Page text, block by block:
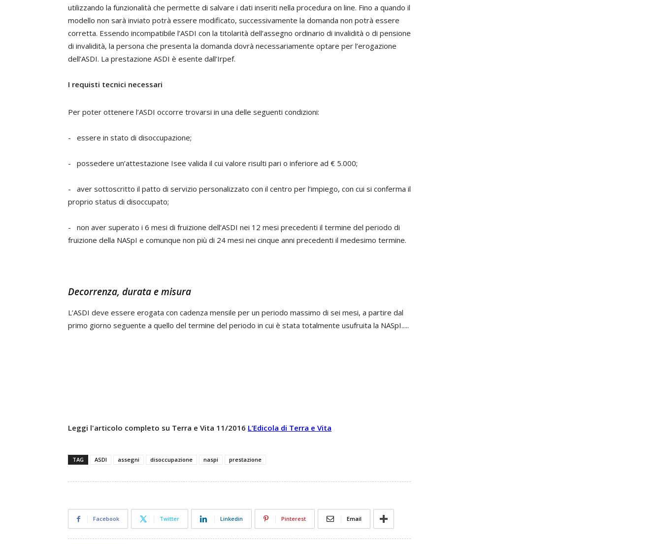
utilizzando la funzionalità che permette di salvare i dati inseriti nella procedura on line. Fino a quando il
modello non sarà inviato potrà essere modificato, successivamente la domanda non potrà essere
corretta. Essendo incompatibile l’ASDI con la titolarità dell’assegno ordinario di invalidità o di pensione
di invalidità, la persona che presenta la domanda dovrà necessariamente optare per l’erogazione
dell’ASDI. La prestazione ASDI è esente dall’Irpef.
I requisti tecnici necessari
Per poter ottenere l’ASDI occorre trovarsi in una delle seguenti condizioni:
- essere in stato di disoccupazione;
- possedere un’attestazione Isee valida il cui valore risulti pari o inferiore ad € 5.000;
- aver sottoscritto il patto di servizio personalizzato con il centro per l’impiego, con cui si conferma il
proprio status di disoccupato;
- non aver superato i 6 mesi di fruizione dell’ASDI nei 12 mesi precedenti il termine del periodo di
fruizione della NASpI e comunque non più di 24 mesi nei cinque anni precedenti il medesimo termine.
Decorrenza, durata e misura
L’ASDI deve essere erogata con cadenza mensile per un periodo massimo di sei mesi, a partire dal
primo giorno seguente a quello del termine del periodo in cui è stata totalmente usufruita la NASpI.....
Leggi l'articolo completo su Terra e Vita 11/2016 L’Edicola di Terra e Vita
TAG ASDI assegni disoccupazione naspi prestazione
Facebook Twitter Linkedin Pinterest Email